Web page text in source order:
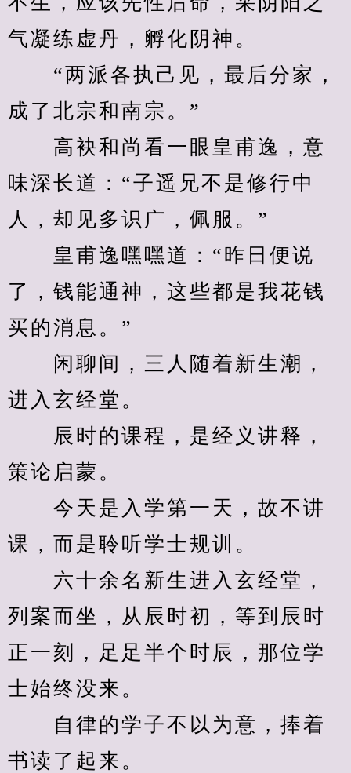
气凝练虚丹，孵化阴神。
“两派各执己见，最后分家，
成了北宗和南宗。”
高袂和尚看一眼皇甫逸，意
味深长道：“子遥兄不是修行中
人，却见多识广，佩服。”
皇甫逸嘿嘿道：“昨日便说
了，钱能通神，这些都是我花钱
买的消息。”
闲聊间，三人随着新生潮，
进入玄经堂。
辰时的课程，是经义讲释，
策论启蒙。
今天是入学第一天，故不讲
课，而是聆听学士规训。
六十余名新生进入玄经堂，
列案而坐，从辰时初，等到辰时
正一刻，足足半个时辰，那位学
士始终没来。
自律的学子不以为意，捧着
书读了起来。